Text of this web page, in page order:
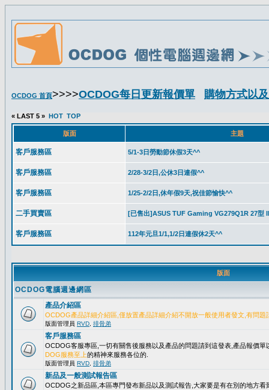
OCDOG 首頁>>>>OCDOG每日更新報價單 購物方式以
版面
OCDOG電腦週邊網區
產品介紹區
OCDOG產品詳細介紹區,僅放置產品詳細介紹不開放一般使用者發文,有問題
版面管理員 RVD 排骨弟
客戶服務區
OCDOG客服專區,一切有關售後服務以及產品的問題請到這發表,產品報價
DOG服務至上的精神來服務各位的.
版面管理員 RVD 排骨弟
新品及一般測試報告區
OCDOG之新品區,本區專門發布新品以及測試報告,大家要是有在別的地方看